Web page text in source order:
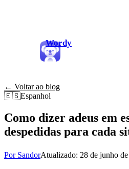
Wordy
← Voltar ao blog
🇪🇸Espanhol
Como dizer adeus em
despedidas para cada
Por SandorAtualizado: 28 de junho